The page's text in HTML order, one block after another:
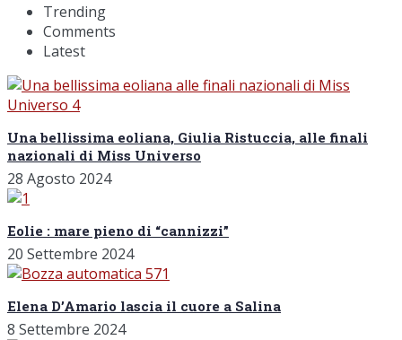
Trending
Comments
Latest
Una bellissima eoliana, Giulia Ristuccia, alle finali
nazionali di Miss Universo
28 Agosto 2024
Eolie : mare pieno di “cannizzi”
20 Settembre 2024
Elena D’Amario lascia il cuore a Salina
8 Settembre 2024